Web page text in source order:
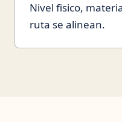
Nivel fisico,
ruta se alinean.